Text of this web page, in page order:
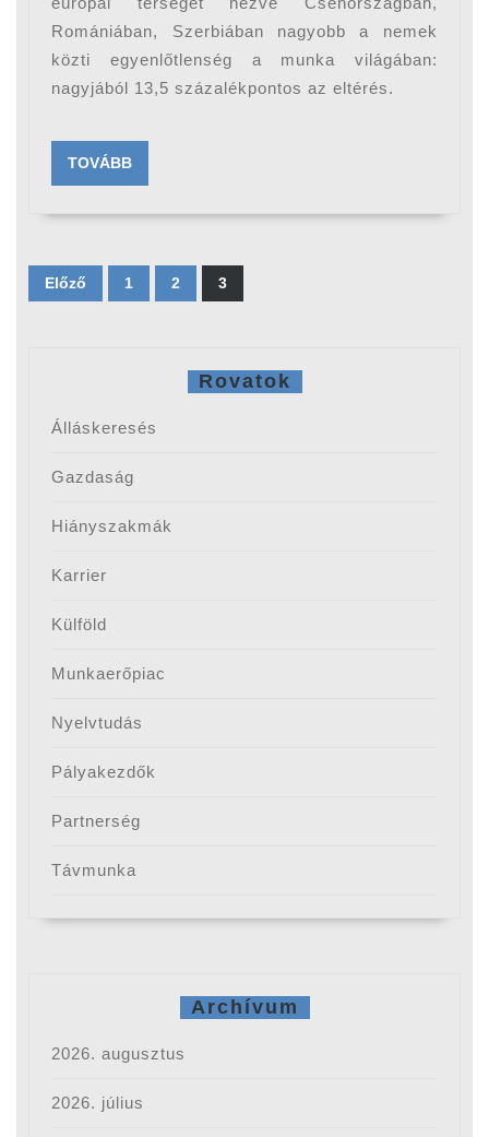
Romániában, Szerbiában nagyobb a nemek
közti egyenlőtlenség a munka világában:
nagyjából 13,5 százalékpontos az eltérés.
TOVÁBBTOVÁBB
lapozása
Előző 1 2 3
Rovatok
Álláskeresés
Gazdaság
Hiányszakmák
Karrier
Külföld
Munkaerőpiac
Nyelvtudás
Pályakezdők
Partnerség
Távmunka
Archívum
2026. augusztus
2026. július